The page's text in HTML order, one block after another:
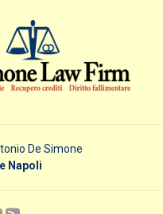
De Simone
Napoli